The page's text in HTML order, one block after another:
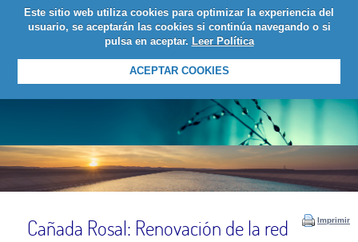
Este sitio web utiliza cookies para optimizar la experiencia del
usuario, se aceptarán las cookies si continúa navegando o si
pulsa en aceptar. Leer Política
ACEPTAR COOKIES
LOGIN
Imprimir
Cañada Rosal: Renovación de la red